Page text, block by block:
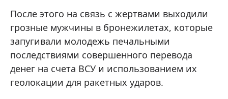
После этого на связь с жертвами выходили
грозные мужчины в бронежилетах, которые
запугивали молодежь печальными
последствиями совершенного перевода
денег на счета ВСУ и использованием их
геолокации для ракетных ударов.